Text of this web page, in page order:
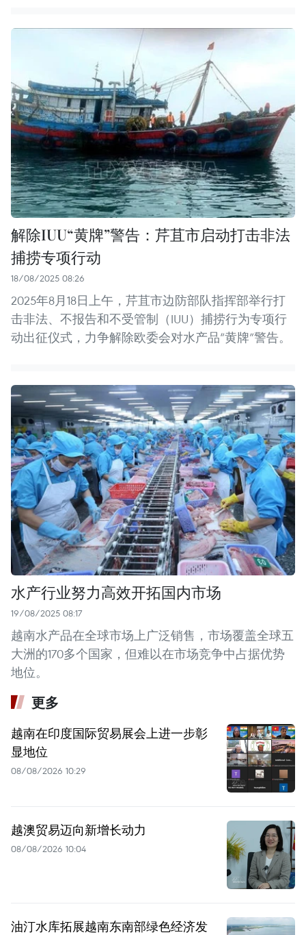
解除IUU“黄牌”警告：芹苴市启动打击非法
捕捞专项行动
18/08/2025 08:26
2025年8月18日上午，芹苴市边防部队指挥部举行打
击非法、不报告和不受管制（IUU）捕捞行为专项行
动出征仪式，力争解除欧委会对水产品“黄牌”警告。
水产行业努力高效开拓国内市场
19/08/2025 08:17
越南水产品在全球市场上广泛销售，市场覆盖全球五
大洲的170多个国家，但难以在市场竞争中占据优势
地位。
更多
越南在印度国际贸易展会上进一步彰
显地位
08/08/2026 10:29
越澳贸易迈向新增长动力
08/08/2026 10:04
油汀水库拓展越南东南部绿色经济发